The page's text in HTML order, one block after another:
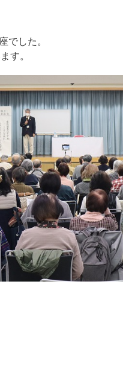
でした。
す。